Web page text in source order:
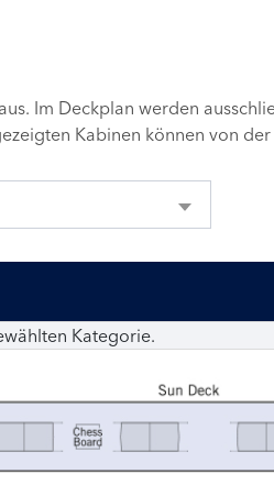
Im Deckplan werden
Kabinen können von
Kategorie.